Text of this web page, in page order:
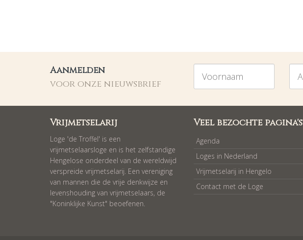
Aanmelden
voor onze nieuwsbrief
Vrijmetselarij
Loge 'de Troffel' is een
vrijmetselaarsloge en is het zelfstandige
Hengelose onderdeel van de wereldwijd
verspreide vrijmetselarij. Een vereniging
van mannen die de vrije denkwijze en
levenshouding van vrijmetselaars, de
"Koninklijke Kunst" beoefenen.
Veel bezochte pagina's
Agenda
Loges in Nederland
Vrijmetselarij in Hengelo
Contact met de Loge